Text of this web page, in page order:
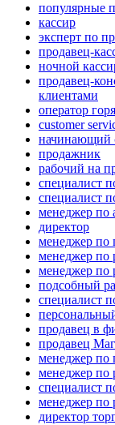
популярные
кассир
эксперт по
продавец-
ночной
продавец-
клиентами
оператор
customer
начинающий
продажник
рабочий на
специалист
специалист
менеджер по
директор
менеджер по
менеджер по
менеджер по
подсобный
специалист
продавец в
продавец
менеджер по
менеджер по
специалист
менеджер по
директор